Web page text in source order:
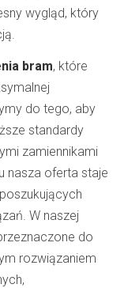
wygląd, który
bram, które
do tego, aby
standardy
zamiennikami
nasza oferta staje
W naszej
do
rozwiązaniem